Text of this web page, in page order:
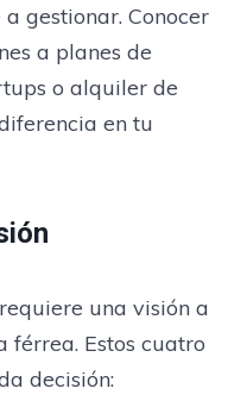
gestionar. Conocer
a planes de
o alquiler de
en tu
una visión a
Estos cuatro
decisión: